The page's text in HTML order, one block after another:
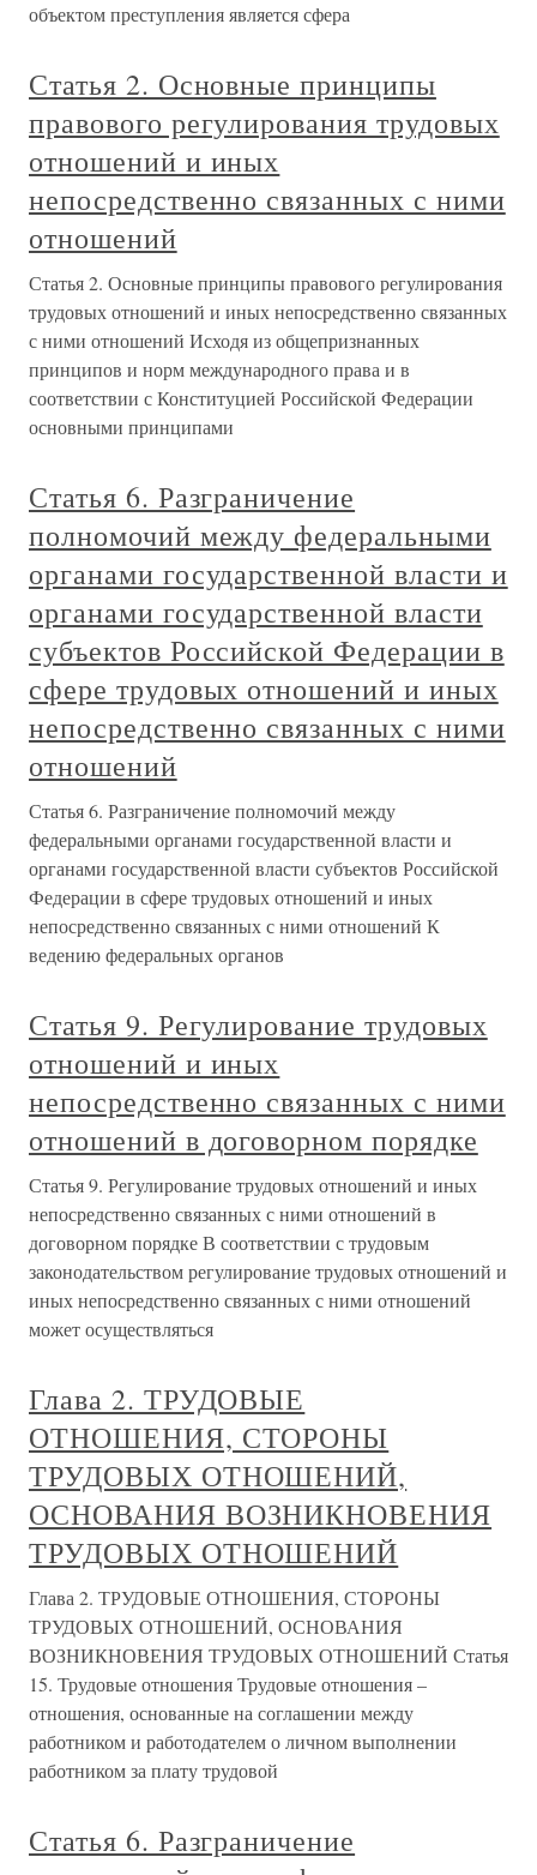
объектом преступления является сфера
Статья 2. Основные принципы
правового регулирования трудовых
отношений и иных
непосредственно связанных с ними
отношений
Статья 2. Основные принципы правового регулирования
трудовых отношений и иных непосредственно связанных
с ними отношений Исходя из общепризнанных
принципов и норм международного права и в
соответствии с Конституцией Российской Федерации
основными принципами
Статья 6. Разграничение
полномочий между федеральными
органами государственной власти и
органами государственной власти
субъектов Российской Федерации в
сфере трудовых отношений и иных
непосредственно связанных с ними
отношений
Статья 6. Разграничение полномочий между
федеральными органами государственной власти и
органами государственной власти субъектов Российской
Федерации в сфере трудовых отношений и иных
непосредственно связанных с ними отношений К
ведению федеральных органов
Статья 9. Регулирование трудовых
отношений и иных
непосредственно связанных с ними
отношений в договорном порядке
Статья 9. Регулирование трудовых отношений и иных
непосредственно связанных с ними отношений в
договорном порядке В соответствии с трудовым
законодательством регулирование трудовых отношений и
иных непосредственно связанных с ними отношений
может осуществляться
Глава 2. ТРУДОВЫЕ
ОТНОШЕНИЯ, СТОРОНЫ
ТРУДОВЫХ ОТНОШЕНИЙ,
ОСНОВАНИЯ ВОЗНИКНОВЕНИЯ
ТРУДОВЫХ ОТНОШЕНИЙ
Глава 2. ТРУДОВЫЕ ОТНОШЕНИЯ, СТОРОНЫ
ТРУДОВЫХ ОТНОШЕНИЙ, ОСНОВАНИЯ
ВОЗНИКНОВЕНИЯ ТРУДОВЫХ ОТНОШЕНИЙ Статья
15. Трудовые отношения Трудовые отношения –
отношения, основанные на соглашении между
работником и работодателем о личном выполнении
работником за плату трудовой
Статья 6. Разграничение